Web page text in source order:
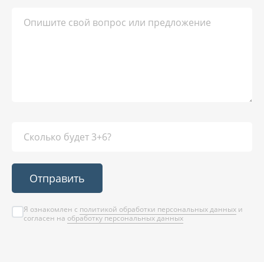
Отправить
Я ознакомлен с политикой обработки персональных данных и
согласен на обработку персональных данных